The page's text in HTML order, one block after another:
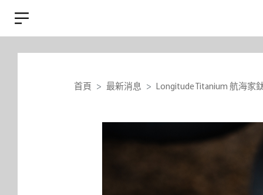
首頁 最新消息 Longitude Titanium 航海家